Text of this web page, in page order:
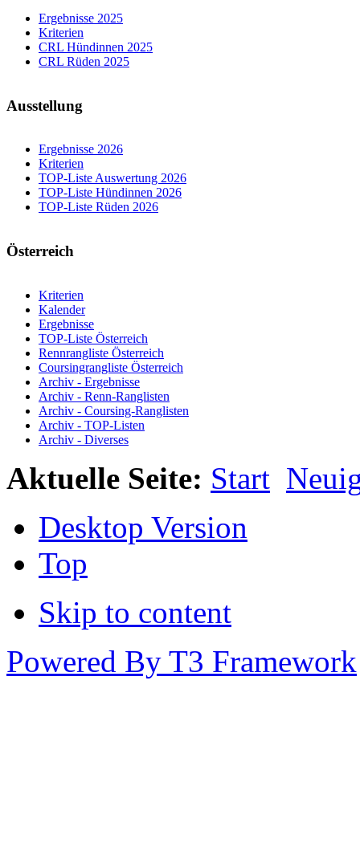
Ergebnisse 2025
Kriterien
CRL Hündinnen 2025
CRL Rüden 2025
Ausstellung
Ergebnisse 2026
Kriterien
TOP-Liste Auswertung 2026
TOP-Liste Hündinnen 2026
TOP-Liste Rüden 2026
Österreich
Kriterien
Kalender
Ergebnisse
TOP-Liste Österreich
Rennrangliste Österreich
Coursingrangliste Österreich
Archiv - Ergebnisse
Archiv - Renn-Ranglisten
Archiv - Coursing-Ranglisten
Archiv - TOP-Listen
Archiv - Diverses
Aktuelle Seite: Start
Desktop Version
Top
Skip to content
Powered By T3 Framework